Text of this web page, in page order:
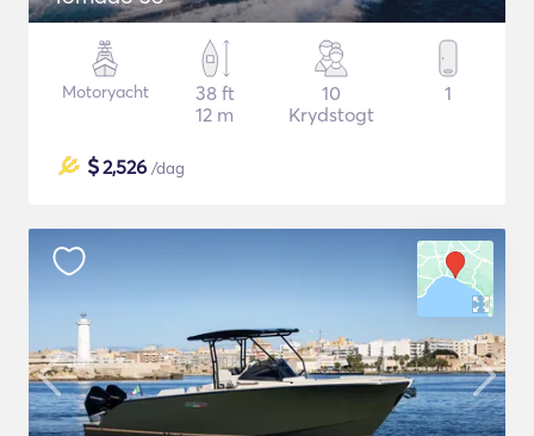
Motoryacht
38 ft
12 m
10
Krydstogt
1
$2,526 /dag